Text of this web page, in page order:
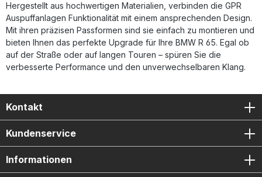
Hergestellt aus hochwertigen Materialien, verbinden die GPR
Auspuffanlagen Funktionalität mit einem ansprechenden Design.
Mit ihren präzisen Passformen sind sie einfach zu montieren und
bieten Ihnen das perfekte Upgrade für Ihre BMW R 65. Egal ob
auf der Straße oder auf langen Touren – spüren Sie die
verbesserte Performance und den unverwechselbaren Klang.
Kontakt
Kundenservice
Informationen